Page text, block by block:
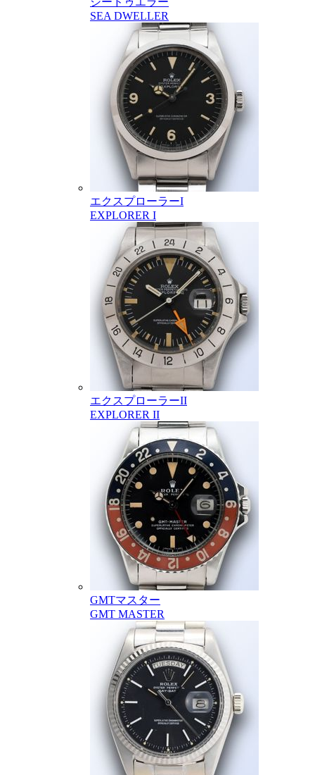
SEA DWELLER
エクスプローラーI
EXPLORER I
エクスプローラーII
EXPLORER II
GMTマスター
GMT MASTER